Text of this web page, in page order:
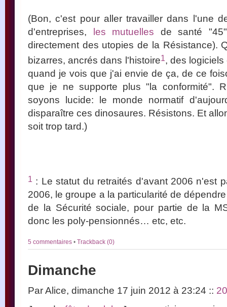
(Bon, c'est pour aller travailler dans l'une
d'entreprises, les mutuelles de santé
directement des utopies de la Résistance).
bizarres, ancrés dans l'histoire1 , des
quand je vois que j'ai envie de ça, de ce
que je ne supporte plus "la conformité".
soyons lucide: le monde normatif
disparaître ces dinosaures. Résistons. Et
soit trop tard.)
1 : Le statut du retraités d'avant 2006 n'est
2006, le groupe a la particularité de
de la Sécurité sociale, pour partie de la
donc les poly-pensionnés… etc, etc.
5 commentaires • Trackback (0)
Dimanche
Par Alice, dimanche 17 juin 2012 à 23:24 ::